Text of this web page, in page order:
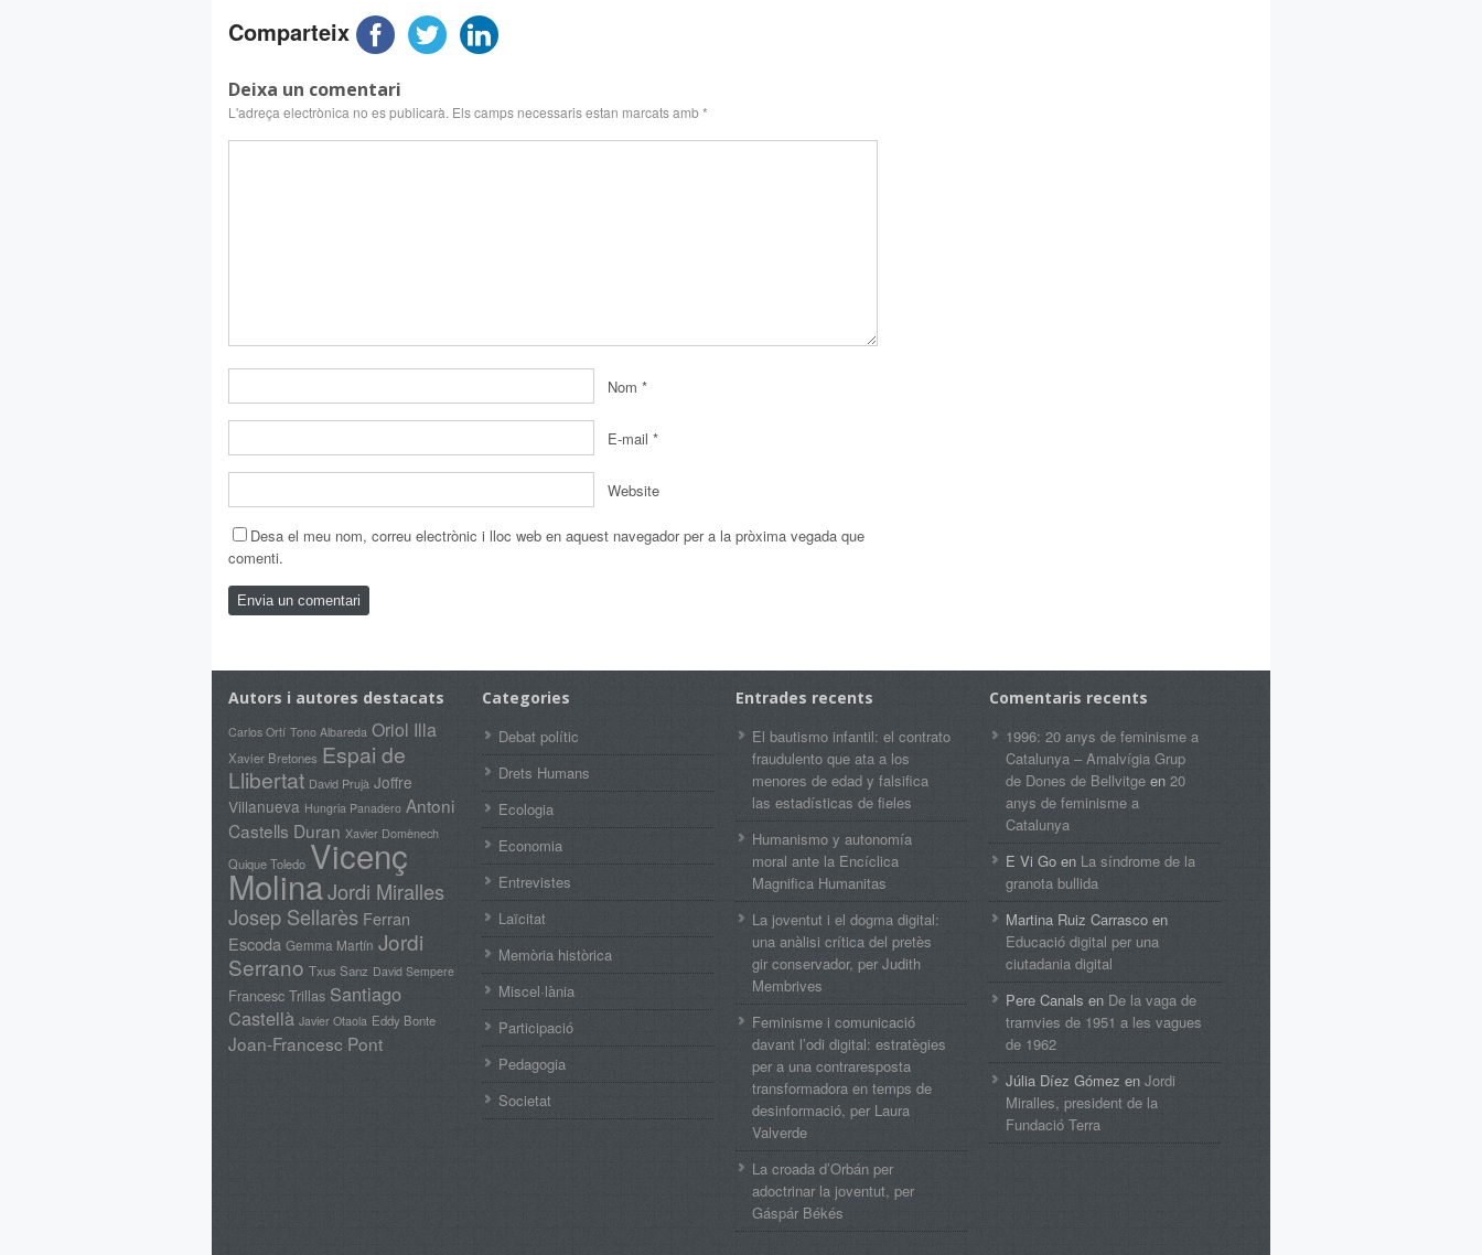
Comparteix
Deixa un comentari
L'adreça electrònica no es publicarà. Els camps necessaris estan marcats amb*
Nom *
E-mail *
Website
Desa el meu nom, correu electrònic i lloc web en aquest navegador per a la pròxima vegada que
comenti.
Autors i autores destacats
Carlos Ortí Tono Albareda Oriol Illa
Xavier Bretones Espai de
Llibertat David Prujà Joffre
Villanueva Hungria Panadero Antoni
Castells Duran Xavier Domènech
Quique Toledo Vicenç
MolinaJordi Miralles
Josep Sellarès Ferran
Escoda Gemma Martín Jordi
Serrano Txus Sanz David Sempere
Francesc Trillas Santiago
Castellà Javier Otaola Eddy Bonte
Joan-Francesc Pont
Categories
Debat polític
Drets Humans
Ecologia
Economia
Entrevistes
Laïcitat
Memòria històrica
Miscel·lània
Participació
Pedagogia
Societat
Entrades recents
El bautismo infantil: el contrato
fraudulento que ata a los
menores de edad y falsifica
las estadísticas de fieles
Humanismo y autonomía
moral ante la Encíclica
Magnifica Humanitas
La joventut i el dogma digital:
una anàlisi crítica del pretès
gir conservador, per Judith
Membrives
Feminisme i comunicació
davant l’odi digital: estratègies
per a una contraresposta
transformadora en temps de
desinformació, per Laura
Valverde
La croada d’Orbán per
adoctrinar la joventut, per
Gáspár Békés
Comentaris recents
1996: 20 anys de feminisme a
Catalunya – Amalvígia Grup
de Dones de Bellvitge en 20
anys de feminisme a
Catalunya
E Vi Go en La síndrome de la
granota bullida
Martina Ruiz Carrasco en
Educació digital per una
ciutadania digital
Pere Canals en De la vaga de
tramvies de 1951 a les vagues
de 1962
Júlia Díez Gómez en Jordi
Miralles, president de la
Fundació Terra